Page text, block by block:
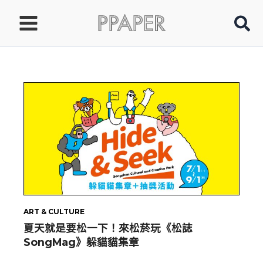
要
ART & CULTURE
夏天就是要松一下！來松菸玩《松誌
SongMag》躲貓貓集章